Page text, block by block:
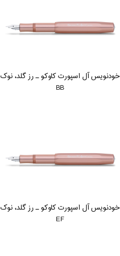
خودنویس آل اسپورت کاوکو ـ رز گلد، نوک
BB
خودنویس آل اسپورت کاوکو ـ رز گلد، نوک
EF